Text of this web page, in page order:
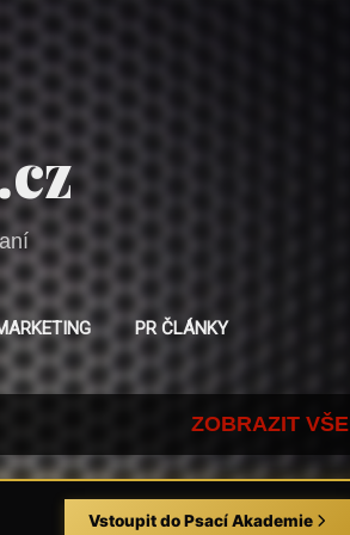
PR ČLÁNKY
ZOBRAZIT VŠE
Vstoupit do Psací Akademie